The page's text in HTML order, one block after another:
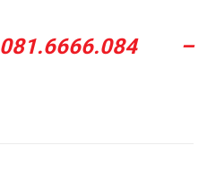
081.6666.084 –